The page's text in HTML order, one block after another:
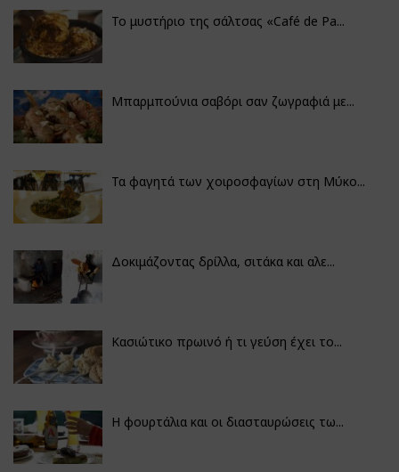
Το μυστήριο της σάλτσας «Café de Pa...
Μπαρμπούνια σαβόρι σαν ζωγραφιά με...
Τα φαγητά των χοιροσφαγίων στη Μύκο...
Δοκιμάζοντας δρίλλα, σιτάκα και αλε...
Κασιώτικο πρωινό ή τι γεύση έχει το...
Η φουρτάλια και οι διασταυρώσεις τω...